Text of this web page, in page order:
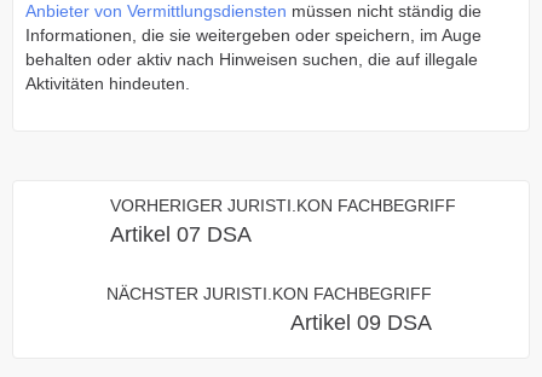
Anbieter von Vermittlungsdiensten müssen nicht ständig die
Informationen, die sie weitergeben oder speichern, im Auge
behalten oder aktiv nach Hinweisen suchen, die auf illegale
Aktivitäten hindeuten.
VORHERIGER JURISTI.KON FACHBEGRIFF
Artikel 07 DSA
NÄCHSTER JURISTI.KON FACHBEGRIFF
Artikel 09 DSA